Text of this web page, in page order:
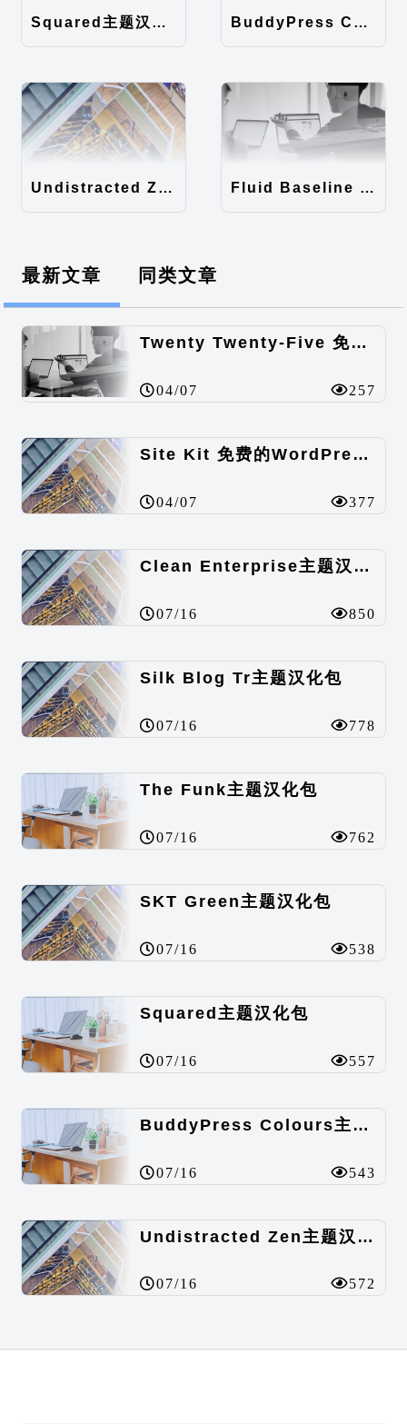
Squared主题汉化包 BuddyPress Colours主题汉化包
Undistracted Zen主题汉化包 Fluid Baseline Grid主题汉化包
最新文章 同类文章
Twenty Twenty-Five 免费的WordPress内容主题
04/07 257
Site Kit 免费的WordPress数据统计插件
04/07 377
Clean Enterprise主题汉化包
07/16 850
Silk Blog Tr主题汉化包
07/16 778
The Funk主题汉化包
07/16 762
SKT Green主题汉化包
07/16 538
Squared主题汉化包
07/16 557
BuddyPress Colours主题汉化包
07/16 543
Undistracted Zen主题汉化包
07/16 572